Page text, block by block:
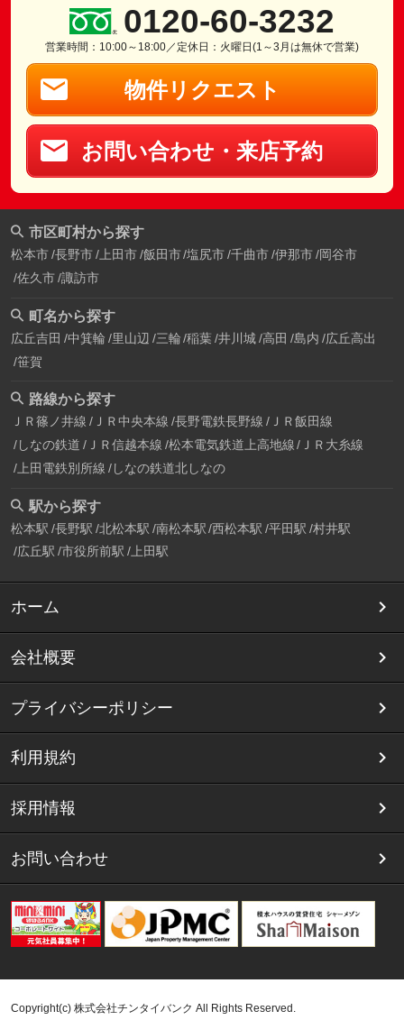
0120-60-3232
営業時間：10:00～18:00／定休日：火曜日(1～3月は無休で営業)
物件リクエスト
お問い合わせ・来店予約
市区町村から探す
松本市 長野市 上田市 飯田市 塩尻市 千曲市 伊那市 岡谷市
佐久市 諏訪市
町名から探す
広丘吉田 中箕輪 里山辺 三輪 稲葉 井川城 高田 島内 広丘高出
笹賀
路線から探す
ＪＲ篠ノ井線 ＪＲ中央本線 長野電鉄長野線 ＪＲ飯田線
しなの鉄道 ＪＲ信越本線 松本電気鉄道上高地線
ＪＲ大糸線
上田電鉄別所線 しなの鉄道北しなの
駅から探す
松本駅 長野駅 北松本駅 南松本駅 西松本駅 平田駅 村井駅
広丘駅 市役所前駅 上田駅
ホーム
会社概要
プライバシーポリシー
利用規約
採用情報
お問い合わせ
Copyright(c) 株式会社チンタイバンク All Rights Reserved.